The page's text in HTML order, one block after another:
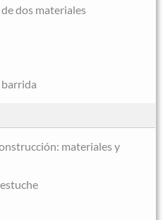
dos materiales
materiales y